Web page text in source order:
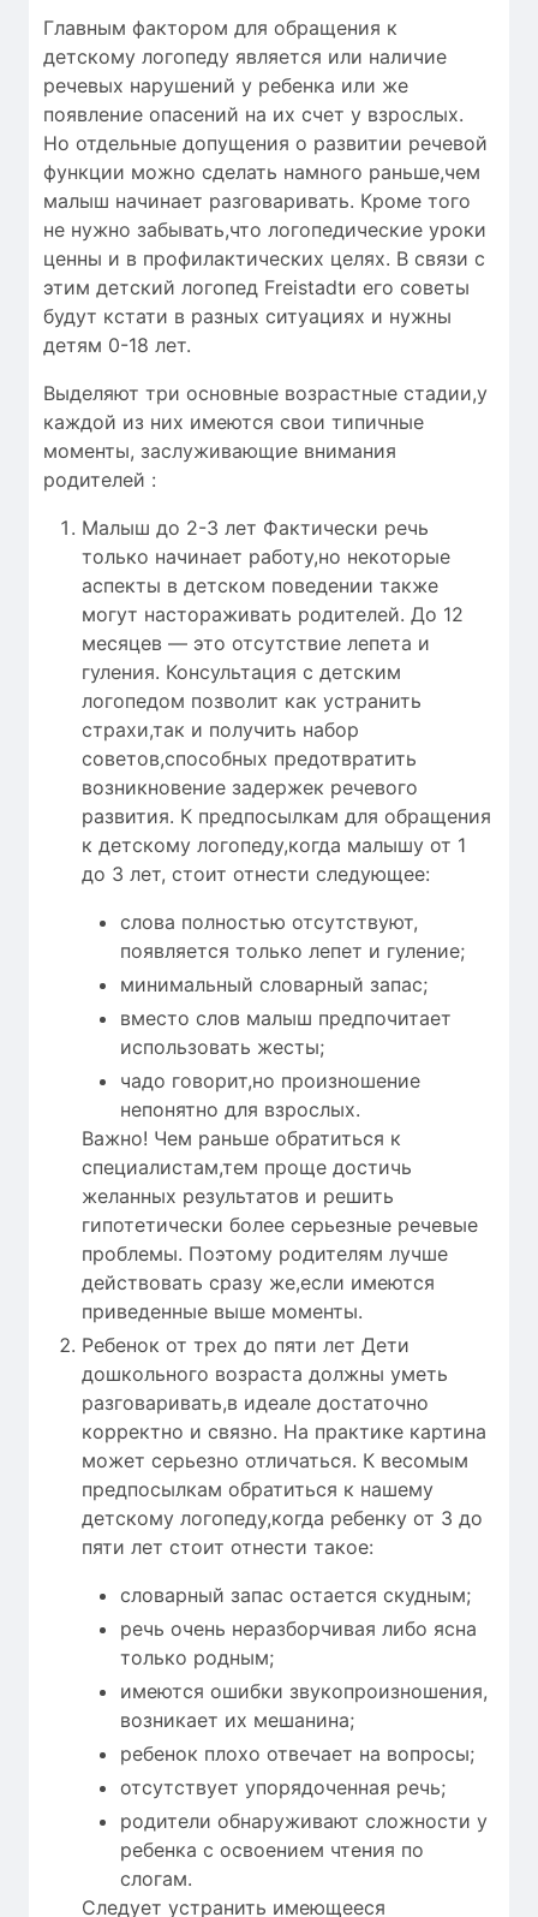
Главным фактором для обращения к
детскому логопеду является или наличие
речевых нарушений у ребенка или же
появление опасений на их счет у взрослых.
Но отдельные допущения о развитии речевой
функции можно сделать намного раньше,чем
малыш начинает разговаривать. Кроме того
не нужно забывать,что логопедические уроки
ценны и в профилактических целях. В связи с
этим детский логопед Freistadtи его советы
будут кстати в разных ситуациях и нужны
детям 0-18 лет.
Выделяют три основные возрастные стадии,у
каждой из них имеются свои типичные
моменты, заслуживающие внимания
родителей :
Малыш до 2-3 лет Фактически речь
только начинает работу,но некоторые
аспекты в детском поведении также
могут настораживать родителей. До 12
месяцев — это отсутствие лепета и
гуления. Консультация с детским
логопедом позволит как устранить
страхи,так и получить набор
советов,способных предотвратить
возникновение задержек речевого
развития. К предпосылкам для обращения
к детскому логопеду,когда малышу от 1
до 3 лет, стоит отнести следующее:
слова полностью отсутствуют,
появляется только лепет и гуление;
минимальный словарный запас;
вместо слов малыш предпочитает
использовать жесты;
чадо говорит,но произношение
непонятно для взрослых.
Важно! Чем раньше обратиться к
специалистам,тем проще достичь
желанных результатов и решить
гипотетически более серьезные речевые
проблемы. Поэтому родителям лучше
действовать сразу же,если имеются
приведенные выше моменты.
Ребенок от трех до пяти лет Дети
дошкольного возраста должны уметь
разговаривать,в идеале достаточно
корректно и связно. На практике картина
может серьезно отличаться. К весомым
предпосылкам обратиться к нашему
детскому логопеду,когда ребенку от 3 до
пяти лет стоит отнести такое:
словарный запас остается скудным;
речь очень неразборчивая либо ясна
только родным;
имеются ошибки звукопроизношения,
возникает их мешанина;
ребенок плохо отвечает на вопросы;
отсутствует упорядоченная речь;
родители обнаруживают сложности у
ребенка с освоением чтения по
слогам.
Следует устранить имеющееся